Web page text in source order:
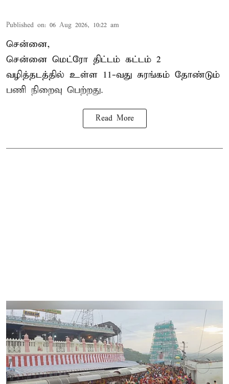
Published on: 06 Aug 2026, 10:22 am
சென்னை,
சென்னை மெட்ரோ திட்டம் கட்டம் 2
வழித்தடத்தில் உள்ள 11-வது சுரங்கம் தோண்டும்
பணி நிறைவு பெற்றது.
Read More